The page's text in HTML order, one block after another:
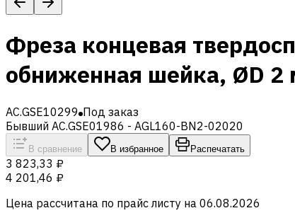
Фреза концевая
обниженная шейка, ØD 2
AC.GSE10299 Под заказ
Бывший AC.GSE01986 - AGL160-BN2-02020
В сравнение В избранное Распечатать
3 823,33 ₽
4 201,46 ₽
Цена рассчитана по прайс листу на 06.08.2026